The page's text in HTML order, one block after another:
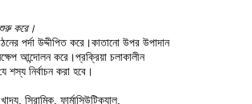
শুরু করে।
পর্দা উদ্দীপিত করে।কাতানো উপর উপাদান
আন্দোলন করে।প্রক্রিয়া চলাকালীন
নির্বাচন করা হবে।
সিরামিক, ফার্মাসিউটিক্যাল,